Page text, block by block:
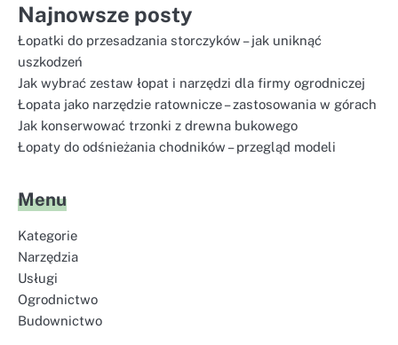
Najnowsze posty
Łopatki do przesadzania storczyków – jak uniknąć
uszkodzeń
Jak wybrać zestaw łopat i narzędzi dla firmy ogrodniczej
Łopata jako narzędzie ratownicze – zastosowania w górach
Jak konserwować trzonki z drewna bukowego
Łopaty do odśnieżania chodników – przegląd modeli
Menu
Kategorie
Narzędzia
Usługi
Ogrodnictwo
Budownictwo